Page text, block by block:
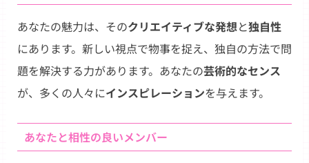
あなたの魅力は、そのクリエイティブな発想と独自性
にあります。新しい視点で物事を捉え、独自の方法で問
題を解決する力があります。あなたの芸術的なセンス
が、多くの人々にインスピレーションを与えます。
あなたと相性の良いメンバー